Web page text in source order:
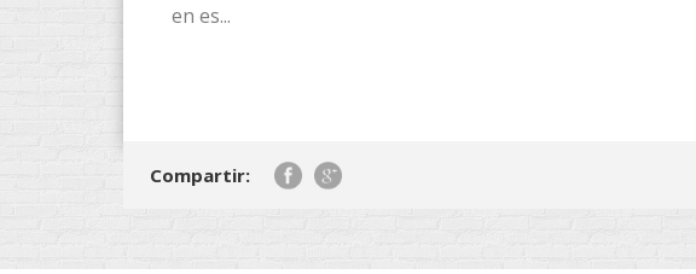
en es...
Compartir: